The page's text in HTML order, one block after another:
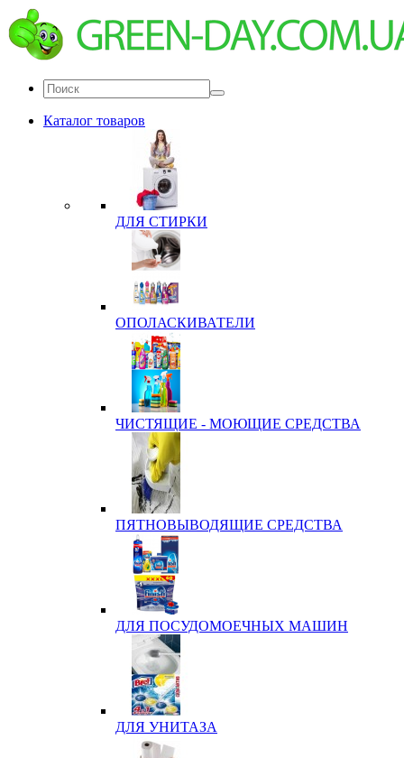
Каталог товаров
ДЛЯ СТИРКИ
ОПОЛАСКИВАТЕЛИ
ЧИСТЯЩИЕ - МОЮЩИЕ СРЕДСТВА
ПЯТНОВЫВОДЯЩИЕ СРЕДСТВА
ДЛЯ ПОСУДОМОЕЧНЫХ МАШИН
ДЛЯ УНИТАЗА